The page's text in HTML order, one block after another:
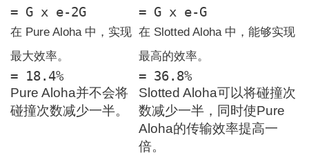
= G x e-2G = G x e-G
在 Pure Aloha 中，实现
最大效率。
= 18.4%
在 Slotted Aloha 中，能够实现
最高的效率。
= 36.8%
Pure Aloha并不会将
碰撞次数减少一半。
Slotted Aloha可以将碰撞次
数减少一半，同时使Pure
Aloha的传输效率提高一
倍。